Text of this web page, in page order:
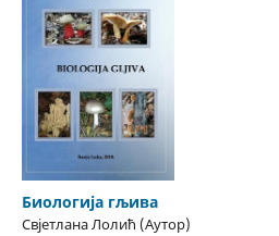
Биологија гљива
Свјетлана Лолић (Аутор)